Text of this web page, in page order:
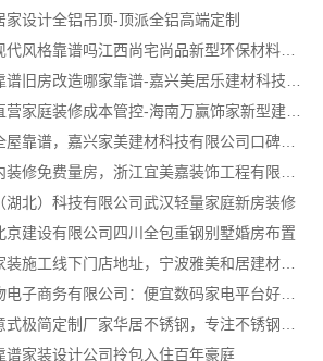
家设计全铝吊顶-顶派全铝高端定制
绿色装修现代风格靠谱吗江西尚宅尚品新型环保材料有限公司
万赢饰家直营家庭装修成本管控-海南万赢饰家新型建筑材料有限公司
家美装修全屋靠谱，嘉兴家美建材科技有限公司口碑之选
湖北）科技有限公司武汉轻量家庭新房装修
京建设有限公司四川全包重钢别墅婚房布置
宁波海曙家装施工线下门店地址，宁波雅美和居建材科技有限公司
湖北省惠物电子商务有限公司：便宜数码家电平台好不好？
谱家装设计公司拎包入住百年豪庭